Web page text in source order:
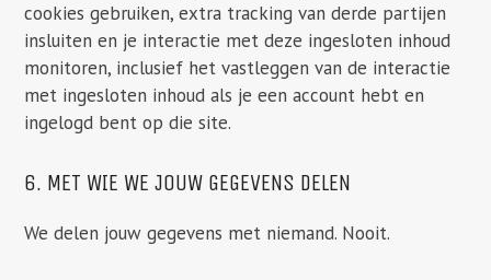
cookies gebruiken, extra tracking van derde partijen
insluiten en je interactie met deze ingesloten inhoud
monitoren, inclusief het vastleggen van de interactie
met ingesloten inhoud als je een account hebt en
ingelogd bent op die site.
6. MET WIE WE JOUW GEGEVENS DELEN
We delen jouw gegevens met niemand. Nooit.